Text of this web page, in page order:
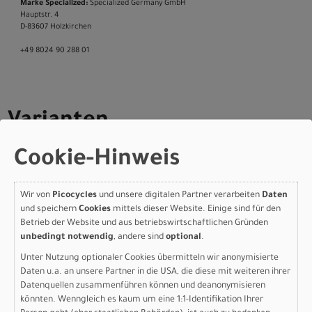
Marke Specialized: Specialized Germany GmbH
Hauptstr. 4
D-83607 Holzkirchen
+49 8024 90 288 01
Varianten
Specialized S-Works Epic
9 Frameset GLOSS AGAVE
GREY / VIOLET PEARL /
DESERT METALLIC XL
Cookie-Hinweis
Wir von Picocycles und unsere digitalen Partner verarbeiten Daten
und speichern Cookies mittels dieser Website. Einige sind für den
Betrieb der Website und aus betriebswirtschaftlichen Gründen
unbedingt notwendig, andere sind optional.
Unter Nutzung optionaler Cookies übermitteln wir anonymisierte
Daten u.a. an unsere Partner in die USA, die diese mit weiteren ihrer
Datenquellen zusammenführen können und deanonymisieren
könnten. Wenngleich es kaum um eine 1:1-Identifikation Ihrer